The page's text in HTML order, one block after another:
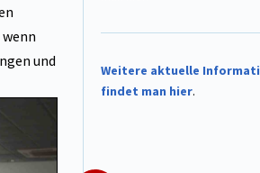
und
Weitere aktuelle
findet man hier.